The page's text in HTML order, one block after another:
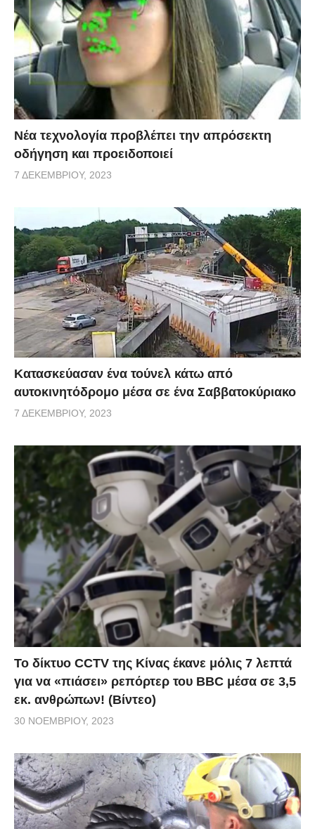
Νέα τεχνολογία προβλέπει την απρόσεκτη
οδήγηση και προειδοποιεί
7 ΔΕΚΕΜΒΡΊΟΥ, 2023
Κατασκεύασαν ένα τούνελ κάτω από
αυτοκινητόδρομο μέσα σε ένα Σαββατοκύριακο
7 ΔΕΚΕΜΒΡΊΟΥ, 2023
Το δίκτυο CCTV της Κίνας έκανε μόλις 7 λεπτά
για να «πιάσει» ρεπόρτερ του BBC μέσα σε 3,5
εκ. ανθρώπων! (Βίντεο)
30 ΝΟΕΜΒΡΊΟΥ, 2023